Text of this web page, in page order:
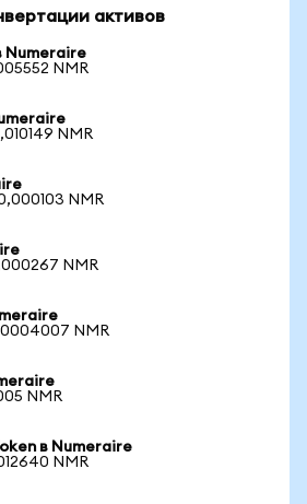
активов
Numeraire
NMR
NMR
NMR
NMR
NMR
NMR
в Numeraire
NMR